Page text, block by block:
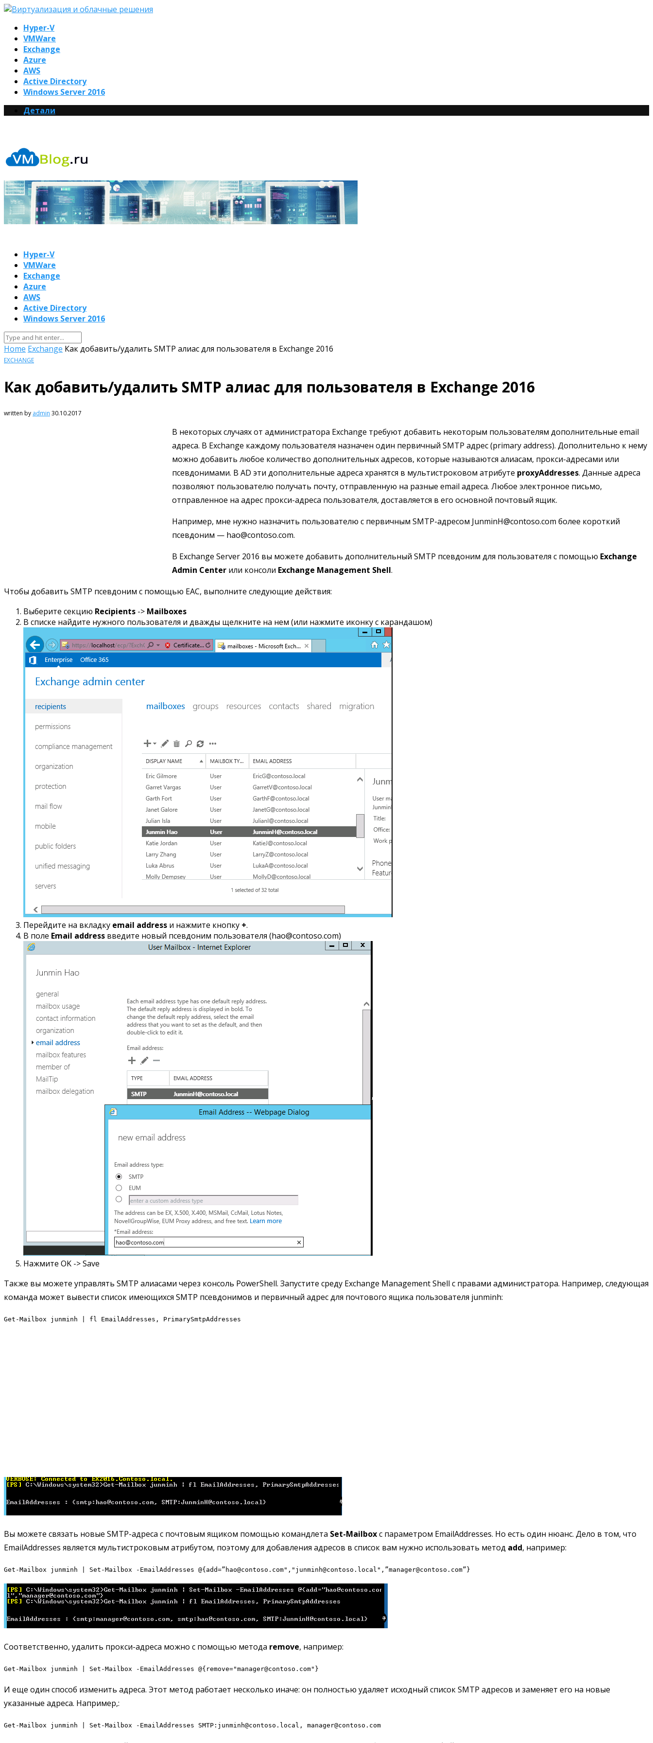
Hyper-V
VMWare
Exchange
Azure
AWS
Active Directory
Windows Server 2016
Детали
Hyper-V
VMWare
Exchange
Azure
AWS
Active Directory
Windows Server 2016
Home Exchange Как добавить/удалить SMTP алиас для пользователя в Exchange 2016
EXCHANGE
Как добавить/удалить SMTP алиас для пользователя в Exchange 2016
written by admin 30.10.2017
В некоторых случаях от администратора Exchange требуют добавить некоторым пользователям дополнительные email
адреса. В Exchange каждому пользователя назначен один первичный SMTP адрес (primary address). Дополнительно к нему
можно добавить любое количество дополнительных адресов, которые называются алиасам, прокси-адресами или
псевдонимами. В AD эти дополнительные адреса хранятся в мультистроковом атрибуте proxyAddresses. Данные адреса
позволяют пользователю получать почту, отправленную на разные email адреса. Любое электронное письмо,
отправленное на адрес прокси-адреса пользователя, доставляется в его основной почтовый ящик.
Например, мне нужно назначить пользователю с первичным SMTP-адресом JunminH@contoso.com более короткий
псевдоним — hao@contoso.com.
В Exchange Server 2016 вы можете добавить дополнительный SMTP псевдоним для пользователя с помощью Exchange
Admin Center или консоли Exchange Management Shell.
Чтобы добавить SMTP псевдоним с помощью EAC, выполните следующие действия:
Выберите секцию Recipients -> Mailboxes
В списке найдите нужного пользователя и дважды щелкните на нем (или нажмите иконку с карандашом)
Перейдите на вкладку email address и нажмите кнопку +.
В поле Email address введите новый псевдоним пользователя (hao@contoso.com)
Нажмите OK -> Save
Также вы можете управлять SMTP алиасами через консоль PowerShell. Запустите среду Exchange Management Shell с правами администратора. Например, следующая
команда может вывести список имеющихся SMTP псевдонимов и первичный адрес для почтового ящика пользователя junminh:
Get-Mailbox junminh | fl EmailAddresses, PrimarySmtpAddresses
Вы можете связать новые SMTP-адреса с почтовым ящиком помощью командлета Set-Mailboxс параметром EmailAddresses. Но есть один нюанс. Дело в том, что
EmailAddresses является мультистроковым атрибутом, поэтому для добавления адресов в список вам нужно использовать метод add, например:
Get-Mailbox junminh | Set-Mailbox -EmailAddresses @{add=”hao@contoso.com","junminh@contoso.local",”manager@contoso.com”}
Соответственно, удалить прокси-адреса можно с помощью метода remove, например:
Get-Mailbox junminh | Set-Mailbox -EmailAddresses @{remove="manager@contoso.com"}
И еще один способ изменить адреса. Этот метод работает несколько иначе: он полностью удаляет исходный список SMTP адресов и заменяет его на новые
указанные адреса. Например,:
Get-Mailbox junminh | Set-Mailbox -EmailAddresses SMTP:junminh@contoso.local, manager@contoso.com